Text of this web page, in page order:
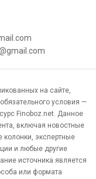
на сайте,
условия —
Finoboz.net. Данное
включая новостные
колонки, экспертные
и любые другие
источника является
или формата